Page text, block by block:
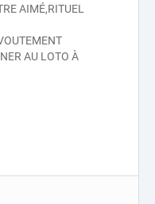
AIMÉ,RITUEL
AU LOTO À